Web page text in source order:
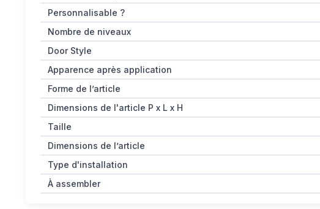
Personnalisable ?
Nombre de niveaux
Door Style
Apparence après application
Forme de l’article
Dimensions de l'article P x L x H
Taille
Dimensions de l’article
Type d'installation
À assembler